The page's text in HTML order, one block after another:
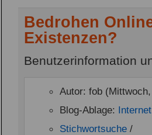
Bedrohen
Existenzen?
Benutzerinformation
Autor: fob
Blog-Ablage: Internet
Stichwortsuche /